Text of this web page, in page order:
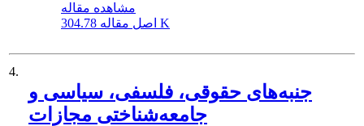
مشاهده مقاله
اصل مقاله 304.78 K
4.
جنبه‌های حقوقی، فلسفی، سیاسی و
جامعه‌شناختی مجازات